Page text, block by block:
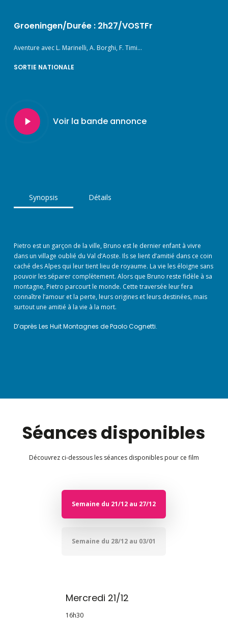
Groeningen/Durée : 2h27/VOSTFr
Aventure avec L. Marinelli, A. Borghi, F. Timi…
SORTIE NATIONALE
Play
Video
Voir la bande annonce
Synopsis Détails
Pietro est un garçon de la ville, Bruno est le dernier enfant à vivre
dans un village oublié du Val d’Aoste. Ils se lient d’amitié dans ce coin
caché des Alpes qui leur tient lieu de royaume. La vie les éloigne sans
pouvoir les séparer complètement. Alors que Bruno reste fidèle à sa
montagne, Pietro parcourt le monde. Cette traversée leur fera
connaître l’amour et la perte, leurs origines et leurs destinées, mais
surtout une amitié à la vie à la mort.
D’après Les Huit Montagnes de Paolo Cognetti.
Séances disponibles
Découvrez ci-dessous les séances disponibles pour ce film
Semaine du 21/12 au 27/12
Semaine du 28/12 au 03/01
Mercredi 21/12
16h30